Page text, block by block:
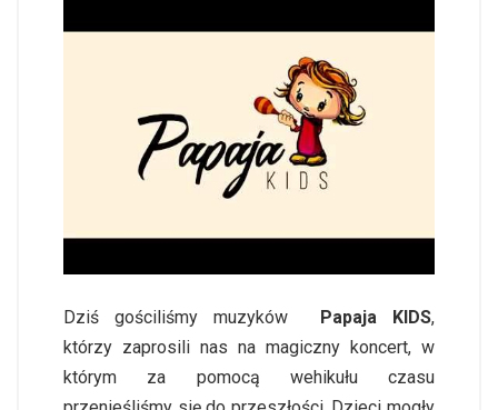
Dziś gościliśmy muzyków Papaja KIDS,
którzy zaprosili nas na magiczny koncert, w
którym za pomocą wehikułu czasu